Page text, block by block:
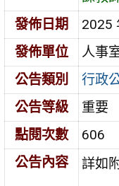
發佈日期
2025
發佈單位
人事
公告類別
行政
公告等級
重要
點閱次數
606
公告內容
詳如